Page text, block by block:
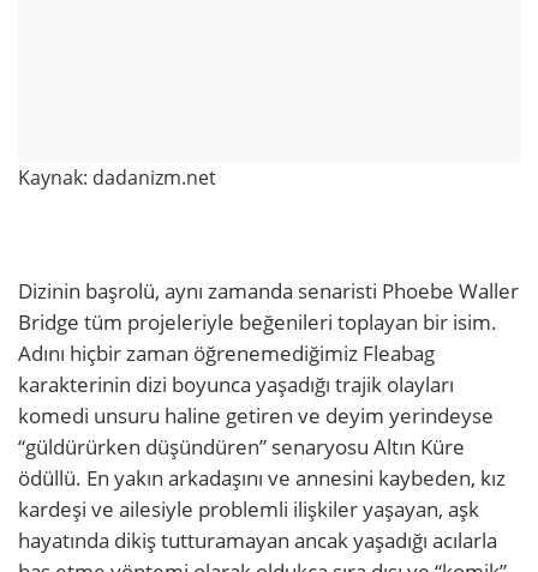
Kaynak: dadanizm.net
Dizinin başrolü, aynı zamanda senaristi Phoebe Waller
Bridge tüm projeleriyle beğenileri toplayan bir isim.
Adını hiçbir zaman öğrenemediğimiz Fleabag
karakterinin dizi boyunca yaşadığı trajik olayları
komedi unsuru haline getiren ve deyim yerindeyse
“güldürürken düşündüren” senaryosu Altın Küre
ödüllü. En yakın arkadaşını ve annesini kaybeden, kız
kardeşi ve ailesiyle problemli ilişkiler yaşayan, aşk
hayatında dikiş tutturamayan ancak yaşadığı acılarla